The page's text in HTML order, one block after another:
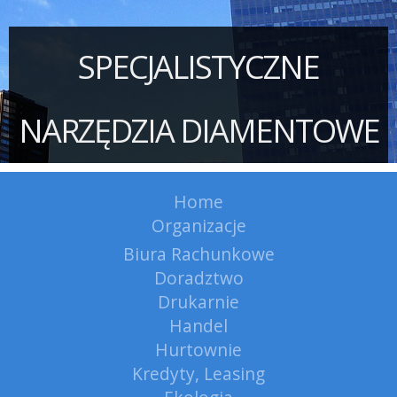
SPECJALISTYCZNE
NARZĘDZIA DIAMENTOWE
Home
Organizacje
Biura Rachunkowe
Doradztwo
Drukarnie
Handel
Hurtownie
Kredyty, Leasing